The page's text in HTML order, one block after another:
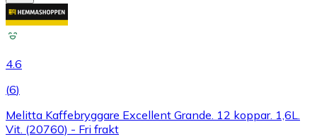
4.6
(6)
Melitta Kaffebryggare Excellent Grande. 12 koppar. 1,6L.
Vit. (20760) - Fri frakt